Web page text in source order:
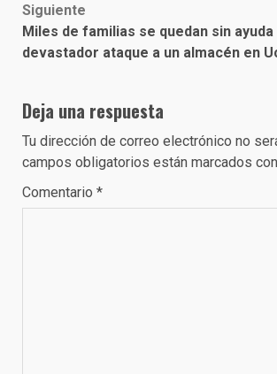
Siguiente
Miles de familias se quedan sin
devastador ataque a un almacén en
Deja una respuesta
Tu dirección de correo electrónico no
campos obligatorios están marcados con
Comentario *